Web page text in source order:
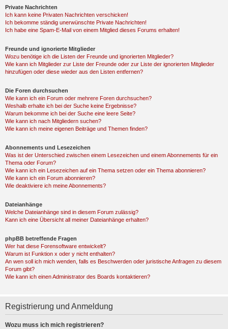
Private Nachrichten
Ich kann keine Privaten Nachrichten verschicken!
Ich bekomme ständig unerwünschte Private Nachrichten!
Ich habe eine Spam-E-Mail von einem Mitglied dieses Forums erhalten!
Freunde und ignorierte Mitglieder
Wozu benötige ich die Listen der Freunde und ignorierten Mitglieder?
Wie kann ich Mitglieder zur Liste der Freunde oder zur Liste der ignorierten Mitglieder
hinzufügen oder diese wieder aus den Listen entfernen?
Die Foren durchsuchen
Wie kann ich ein Forum oder mehrere Foren durchsuchen?
Weshalb erhalte ich bei der Suche keine Ergebnisse?
Warum bekomme ich bei der Suche eine leere Seite?
Wie kann ich nach Mitgliedern suchen?
Wie kann ich meine eigenen Beiträge und Themen finden?
Abonnements und Lesezeichen
Was ist der Unterschied zwischen einem Lesezeichen und einem Abonnements für ein
Thema oder Forum?
Wie kann ich ein Lesezeichen auf ein Thema setzen oder ein Thema abonnieren?
Wie kann ich ein Forum abonnieren?
Wie deaktiviere ich meine Abonnements?
Dateianhänge
Welche Dateianhänge sind in diesem Forum zulässig?
Kann ich eine Übersicht all meiner Dateianhänge erhalten?
phpBB betreffende Fragen
Wer hat diese Forensoftware entwickelt?
Warum ist Funktion x oder y nicht enthalten?
An wen soll ich mich wenden, falls es Beschwerden oder juristische Anfragen zu diesem
Forum gibt?
Wie kann ich einen Administrator des Boards kontaktieren?
Registrierung und Anmeldung
Wozu muss ich mich registrieren?